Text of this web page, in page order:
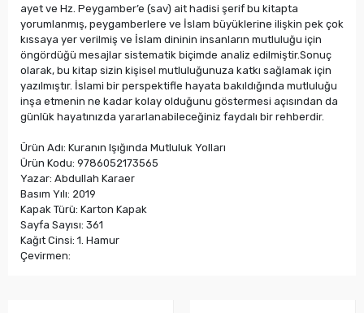
ayet ve Hz. Peygamber’e (sav) ait hadisi şerif bu kitapta
yorumlanmış, peygamberlere ve İslam büyüklerine ilişkin pek çok
kıssaya yer verilmiş ve İslam dininin insanların mutluluğu için
öngördüğü mesajlar sistematik biçimde analiz edilmiştir.Sonuç
olarak, bu kitap sizin kişisel mutluluğunuza katkı sağlamak için
yazılmıştır. İslami bir perspektifle hayata bakıldığında mutluluğu
inşa etmenin ne kadar kolay olduğunu göstermesi açısından da
günlük hayatınızda yararlanabileceğiniz faydalı bir rehberdir.
Ürün Adı: Kuranın Işığında Mutluluk Yolları
Ürün Kodu: 9786052173565
Yazar: Abdullah Karaer
Basım Yılı: 2019
Kapak Türü: Karton Kapak
Sayfa Sayısı: 361
Kağıt Cinsi: 1. Hamur
Çevirmen: